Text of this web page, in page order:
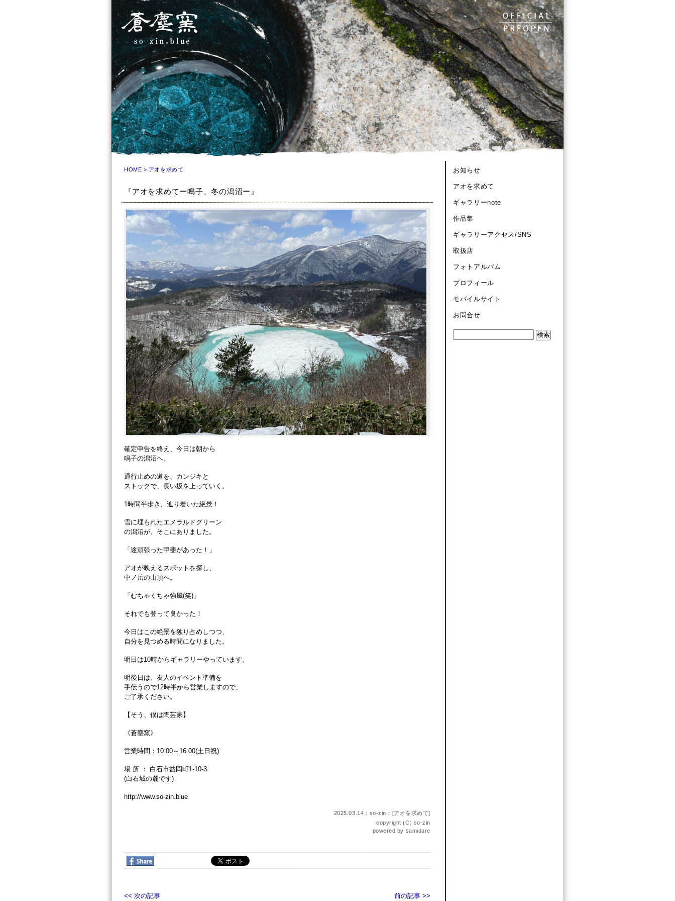
HOME > アオを求めて
『アオを求めてー鳴子、冬の潟沼ー』
確定申告を終え、今日は朝から
鳴子の潟沼へ。
通行止めの道を、カンジキと
ストックで、長い坂を上っていく。
1時間半歩き、辿り着いた絶景！
雪に埋もれたエメラルドグリーン
の潟沼が、そこにありました。
「途頑張った甲斐があった！」
アオが映えるスポットを探し、
中ノ岳の山頂へ。
「むちゃくちゃ強風(笑)」
それでも登って良かった！
今日はこの絶景を独り占めしつつ、
自分を見つめる時間になりました。
明日は10時からギャラリーやっています。
明後日は、友人のイベント準備を
手伝うので12時半から営業しますので、
ご了承ください。
【そう、僕は陶芸家】
《蒼塵窯》
営業時間：10:00～16:00(土日祝)
場 所 ： 白石市益岡町1-10-3
(白石城の麓です)
http://www.so-zin.blue
2025.03.14：so-zin：[アオを求めて]
copyright (C) so-zin
powered by samidare
<< 次の記事 前の記事 >>
お知らせ
アオを求めて
ギャラリーnote
作品集
ギャラリーアクセス/SNS
取扱店
フォトアルバム
プロフィール
モバイルサイト
お問合せ